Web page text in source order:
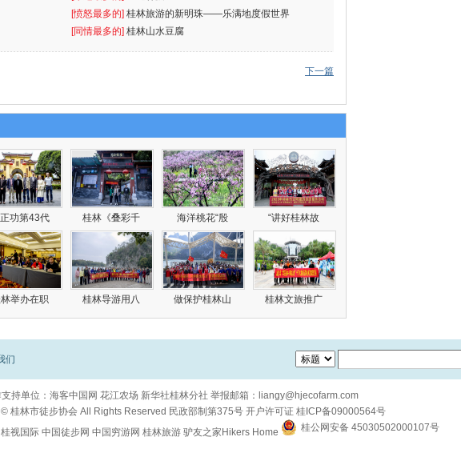
[愤怒最多的] 桂林旅游的新明珠——乐满地度假世界
[同情最多的] 桂林山水豆腐
下一篇
功第43代 桂林《叠彩千 海洋桃花“殷 “讲好桂林故
举办在职 桂林导游用八 做保护桂林山 桂林文旅推广
们
持单位： 海客中国网 花江农场 新华社桂林分社 举报邮箱： liangy@hjecofarm.com
© 桂林市徒步协会All Rights Reserved 民政部制第375号 开户许可证 桂ICP备09000564号
桂视国际 中国徒步网 中国穷游网 桂林旅游 驴友之家Hikers Home 桂公网安备 45030502000107号